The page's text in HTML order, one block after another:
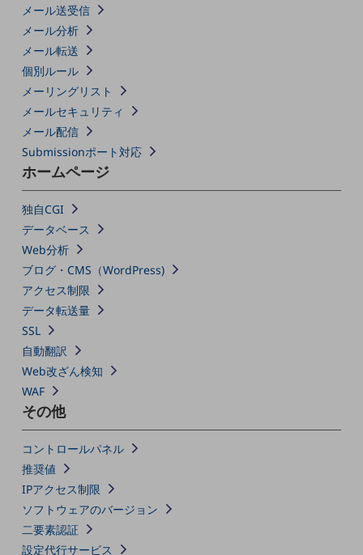
人材不足解消
業種・業態で探す
業種・業態で探すTOP
自治体
一次産業
医療・介護
観光
教育
モビリティ
製造・建設業
小売業
キーワードで探す
モバイルTOP
法人向けスマホ・携帯に関する、
おすすめの機種、料金やサービスをご紹介
製品
製品TOP
ビジネス向けスマートフォン
タフネススマートフォン
データ通信製品
ドコモケータイ
メール送受信
メール分析
メール転送
個別ルール
メーリングリスト
メールセキュリティ
メール配信
Submissionポート対応
ホームページ
独自CGI
データベース
Web分析
ブログ・CMS（WordPress)
アクセス制限
データ転送量
SSL
自動翻訳
Web改ざん検知
WAF
その他
コントロールパネル
推奨値
IPアクセス制限
ソフトウェアのバージョン
二要素認証
設定代行サービス